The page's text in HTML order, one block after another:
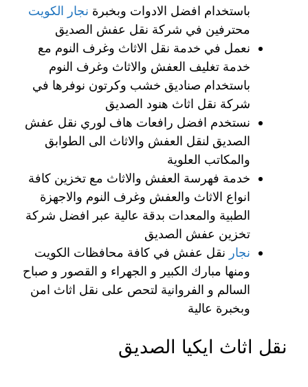
باستخدام افضل الادوات وبخبرة نجار الكويت
محترفين في شركة نقل عفش الصديق
نعمل في خدمة نقل الاثاث وغرف النوم مع
خدمة تغليف العفش والاثاث وغرف النوم
باستخدام صناديق خشب وكرتون نوفرها في
شركة نقل اثاث هنود الصديق
نستخدم افضل رافعات هاف لوري نقل عفش
الصديق لنقل العفش والاثاث الى الطوابق
والمكاتب العلوية
خدمة فهرسة العفش والاثاث مع تخزين كافة
انواع الاثاث والعفش وغرف النوم والاجهزة
الطبية والمعدات بدقة عالية عبر افضل شركة
تخزين عفش الصديق
نجار نقل عفش في كافة محافظات الكويت
ومنها مبارك الكبير و الجهراء و القصور و صباح
السالم و الفروانية لتحص على نقل اثاث امن
وبخبرة عالية
نقل اثاث ايكيا الصديق